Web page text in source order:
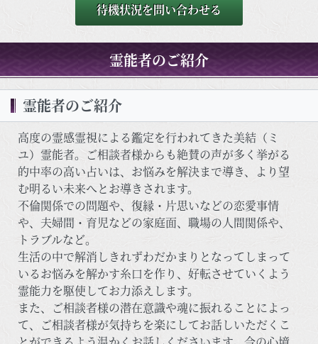
待機状況を問い合わせる
霊能者のご紹介
霊能者のご紹介
高度の霊感霊視による鑑定を行われてきた美結（ミ
ユ）霊能者。ご相談者様からも絶賛の声が多く挙がる
的中率の高い占いは、お悩みを解決まで導き、より望
む明るい未来へとお導きされます。
不倫関係での問題や、復縁・片思いなどの恋愛事情
や、夫婦間・育児などの家庭面、職場の人間関係や、
トラブルなど。
生活の中で解消しきれずわだかまりとなってしまって
いるお悩みを解かす糸口を作り、好転させていくよう
霊能力を駆使してお力添えします。
また、ご相談者様の潜在意識や魂に振れることによっ
て、ご相談者様が気持ちを楽にしてお話しいただくこ